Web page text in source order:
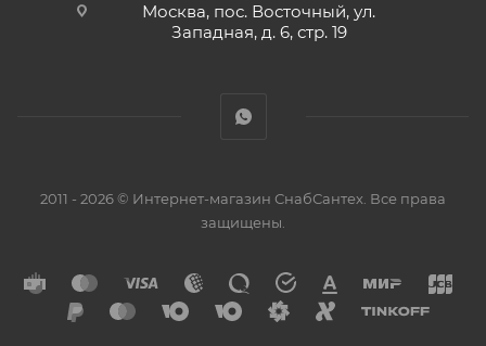
Москва, пос. Восточный, ул.
Западная, д. 6, стр. 19
2011 - 2026 © Интернет-магазин СнабСантех. Все права
защищены.